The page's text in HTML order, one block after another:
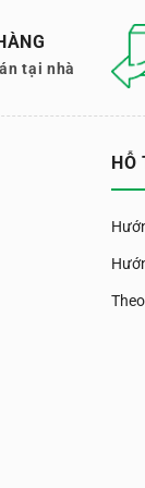
tại nhà
HỖ